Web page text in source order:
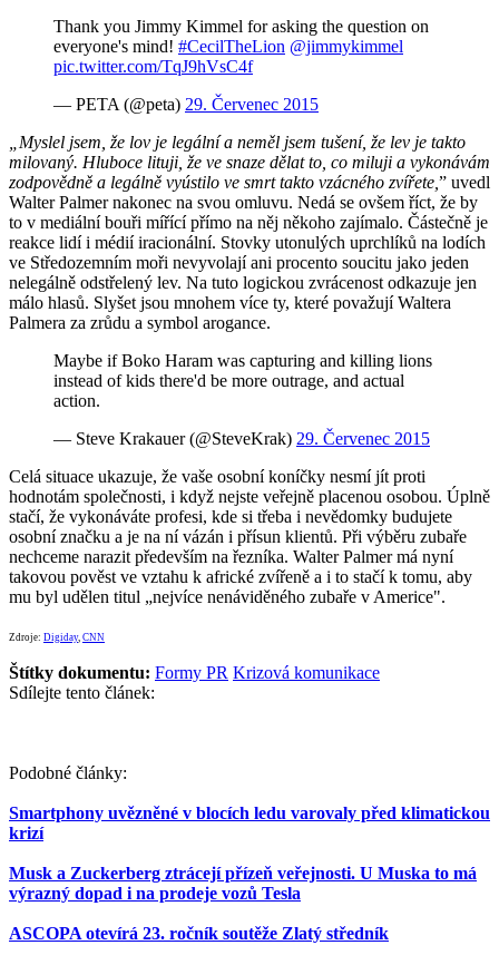
Thank you Jimmy Kimmel for asking the question on
everyone's mind! #CecilTheLion @jimmykimmel
pic.twitter.com/TqJ9hVsC4f
— PETA (@peta) 29. Červenec 2015
„Myslel jsem, že lov je legální a neměl jsem tušení, že lev je takto
milovaný. Hluboce lituji, že ve snaze dělat to, co miluji a vykonávám
zodpovědně a legálně vyústilo ve smrt takto vzácného zvířete,” uvedl
Walter Palmer nakonec na svou omluvu. Nedá se ovšem říct, že by
to v mediální bouři mířící přímo na něj někoho zajímalo. Částečně je
reakce lidí i médií iracionální. Stovky utonulých uprchlíků na lodích
ve Středozemním moři nevyvolají ani procento soucitu jako jeden
nelegálně odstřelený lev. Na tuto logickou zvrácenost odkazuje jen
málo hlasů. Slyšet jsou mnohem více ty, které považují Waltera
Palmera za zrůdu a symbol arogance.
Maybe if Boko Haram was capturing and killing lions
instead of kids there'd be more outrage, and actual
action.
— Steve Krakauer (@SteveKrak) 29. Červenec 2015
Celá situace ukazuje, že vaše osobní koníčky nesmí jít proti
hodnotám společnosti, i když nejste veřejně placenou osobou. Úplně
stačí, že vykonáváte profesi, kde si třeba i nevědomky budujete
osobní značku a je na ní vázán i přísun klientů. Při výběru zubaře
nechceme narazit především na řezníka. Walter Palmer má nyní
takovou pověst ve vztahu k africké zvířeně a i to stačí k tomu, aby
mu byl udělen titul „nejvíce nenáviděného zubaře v Americe".
Zdroje: Digiday, CNN
Štítky dokumentu: Formy PR Krizová komunikace
Sdílejte tento článek:
Podobné články:
Smartphony uvězněné v blocích ledu varovaly před klimatickou
krizí
Musk a Zuckerberg ztrácejí přízeň veřejnosti. U Muska to má
výrazný dopad i na prodeje vozů Tesla
ASCOPA otevírá 23. ročník soutěže Zlatý středník